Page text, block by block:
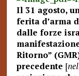
Il 31 agosto,
ferita d’arma
dalle forze
Ritorno”
precedente [